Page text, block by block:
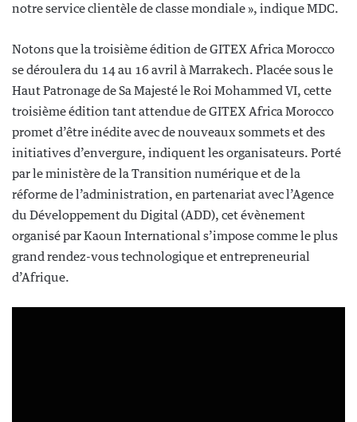
notre service clientèle de classe mondiale », indique MDC.
Notons que la troisième édition de GITEX Africa Morocco
se déroulera du 14 au 16 avril à Marrakech. Placée sous le
Haut Patronage de Sa Majesté le Roi Mohammed VI, cette
troisième édition tant attendue de GITEX Africa Morocco
promet d’être inédite avec de nouveaux sommets et des
initiatives d’envergure, indiquent les organisateurs. Porté
par le ministère de la Transition numérique et de la
réforme de l’administration, en partenariat avec l’Agence
du Développement du Digital (ADD), cet évènement
organisé par Kaoun International s’impose comme le plus
grand rendez-vous technologique et entrepreneurial
d’Afrique.